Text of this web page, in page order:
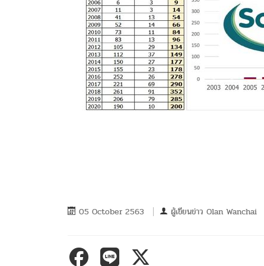
05 October 2563 ผู้เขียนข่าว Olan Wanchai